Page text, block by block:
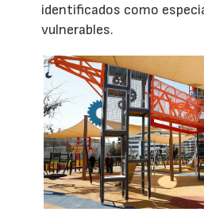
identificados como
vulnerables.